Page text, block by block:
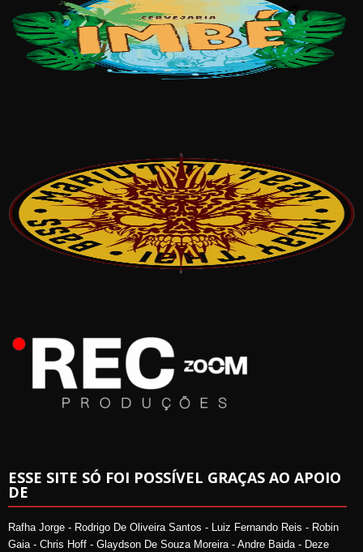
ESSE SITE SÓ FOI POSSÍVEL GRAÇAS AO APOIO
DE
Rafha Jorge - Rodrigo De Oliveira Santos - Luiz Fernando Reis - Robin
Gaia - Chris Hoff - Glaydson De Souza Moreira - Andre Baida - Deze